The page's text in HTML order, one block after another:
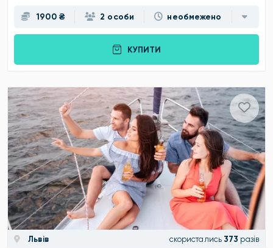
1900 ₴ 2 особи необмежено
КУПИТИ
Львів скористались 373 разів